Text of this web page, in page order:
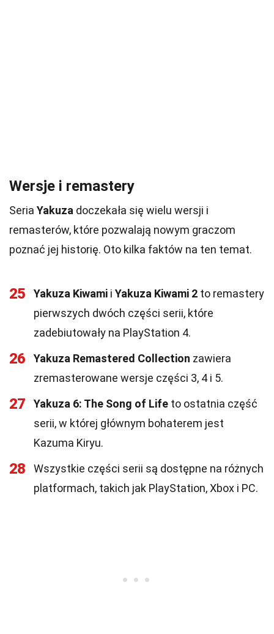
Wersje i remastery
Seria Yakuza doczekała się wielu wersji i
remasterów, które pozwalają nowym graczom
poznać jej historię. Oto kilka faktów na ten temat.
25 Yakuza Kiwami i Yakuza Kiwami 2 to remastery
pierwszych dwóch części serii, które
zadebiutowały na PlayStation 4.
26 Yakuza Remastered Collection zawiera
zremasterowane wersje części 3, 4 i 5.
27 Yakuza 6: The Song of Life to ostatnia część
serii, w której głównym bohaterem jest
Kazuma Kiryu.
28
Wszystkie części serii są dostępne na różnych
platformach, takich jak PlayStation, Xbox i PC.